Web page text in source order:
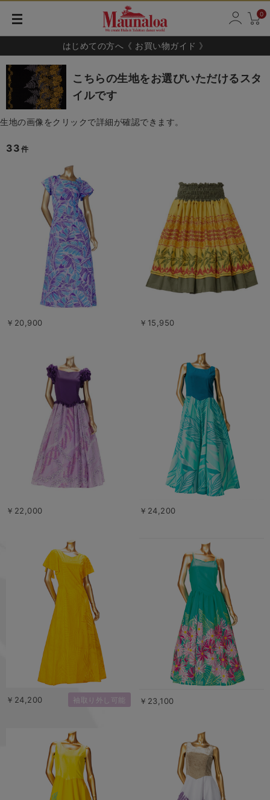
0
はじめての方へ《 お買い物ガイド 》
こちらの生地をお選びいただけるスタ
イルです
生地の画像をクリックで詳細が確認できます。
33 件
￥20,900 ￥15,950
￥22,000 ￥24,200
￥24,200 袖取り外し可能 ￥23,100